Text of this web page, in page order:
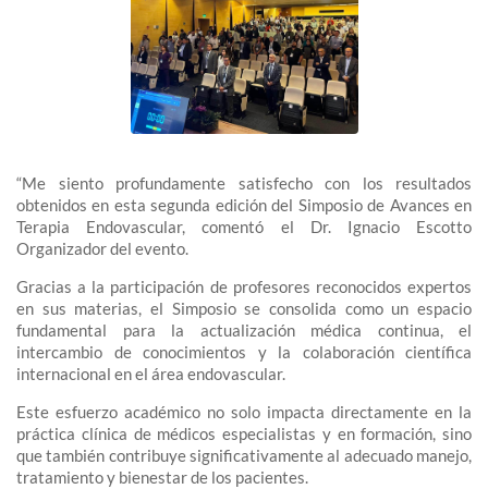
“Me siento profundamente satisfecho con los resultados
obtenidos en esta segunda edición del Simposio de Avances en
Terapia Endovascular, comentó el Dr. Ignacio Escotto
Organizador del evento.
Gracias a la participación de profesores reconocidos expertos
en sus materias, el Simposio se consolida como un espacio
fundamental para la actualización médica continua, el
intercambio de conocimientos y la colaboración científica
internacional en el área endovascular.
Este esfuerzo académico no solo impacta directamente en la
práctica clínica de médicos especialistas y en formación, sino
que también contribuye significativamente al adecuado manejo,
tratamiento y bienestar de los pacientes.